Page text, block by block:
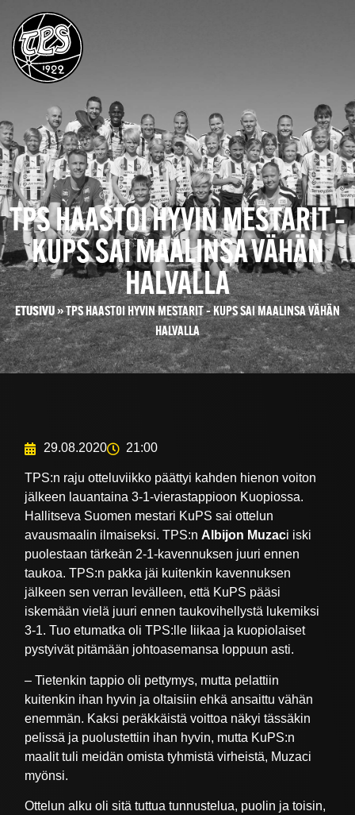
TPS HAASTOI HYVIN MESTARIT –
KUPS SAI MAALINSA VÄHÄN
HALVALLA
ETUSIVU»TPS HAASTOI HYVIN MESTARIT – KUPS SAI MAALINSA VÄHÄN
HALVALLA
29.08.2020 21:00
TPS:n raju otteluviikko päättyi kahden hienon voiton
jälkeen lauantaina 3-1-vierastappioon Kuopiossa.
Hallitseva Suomen mestari KuPS sai ottelun
avausmaalin ilmaiseksi. TPS:nAlbijon Muzaci iski
puolestaan tärkeän 2-1-kavennuksen juuri ennen
taukoa. TPS:n pakka jäi kuitenkin kavennuksen
jälkeen sen verran levälleen, että KuPS pääsi
iskemään vielä juuri ennen taukovihellystä lukemiksi
3-1. Tuo etumatka oli TPS:lle liikaa ja kuopiolaiset
pystyivät pitämään johtoasemansa loppuun asti.
– Tietenkin tappio oli pettymys, mutta pelattiin
kuitenkin ihan hyvin ja oltaisiin ehkä ansaittu vähän
enemmän. Kaksi peräkkäistä voittoa näkyi tässäkin
pelissä ja puolustettiin ihan hyvin, mutta KuPS:n
maalit tuli meidän omista tyhmistä virheistä, Muzaci
myönsi.
Ottelun alku oli sitä tuttua tunnustelua, puolin ja toisin,